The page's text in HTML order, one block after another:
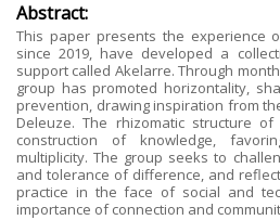
Abstract:
This paper presents the experience
since 2019, have developed a
support called Akelarre. Through
group has promoted horizontality,
prevention, drawing inspiration from
Deleuze. The rhizomatic structure
construction of knowledge,
multiplicity. The group seeks to
and tolerance of difference, and
practice in the face of social and
importance of connection and